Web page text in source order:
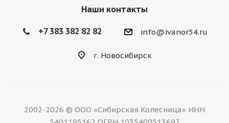
Наши контакты
+7 383 382 82 82 info@ivanor54.ru
г. Новосибирск
2002-2026 © ООО «Сибирская Колесница» ИНН